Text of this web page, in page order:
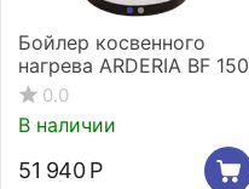
Бойлер косвенного
нагрева ARDERIA BF 150
0.0
В наличии
51 940 Р